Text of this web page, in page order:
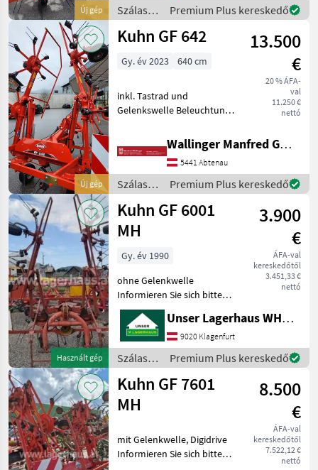
Új gép
Bereifung 16x6.50-8 -z
Szálastakarmány
betakarítók
/ Kuhn
Premium Plus kereskedő
Új gép
Kuhn GF 642
13.500
€
20 % ÁFA-
val
11.250 €
nettó
Gy. év 2023 640 cm
inkl. Tastrad und
Gelenkswelle Beleuchtung
Schwingungsdämpfer
Magasra állítás: hidraulikus
magasságállítás,
Függesztett rendkezelő,
Világít
Wallinger Manfred GmbH.
5441 Abtenau
Szálastakarmány
betakarítók
/ Kuhn
Premium Plus kereskedő
Használt gép
Kuhn GF 6001
MH
3.900
€
ÁFA-val
kereskedőtől
3.451,33 €
nettó
Gy. év 1990
ohne Gelenkwelle
Informieren Sie sich bitte
vor Fahrt-Antritt
telefonisch, ob die von
Ihnen angefragte Maschine
aktuell bei uns am Lager
steht. Wir inserieren auch
Unser Lagerhaus WHG, Kärnten, Klagenfurt
9020 Klagenfurt
Szálastakarmány
betakarítók
/ Kuhn
Premium Plus kereskedő
Kuhn GF 7601
MH
8.500
€
ÁFA-val
kereskedőtől
7.522,12 €
nettó
mit Gelenkwelle, Digidrive
Informieren Sie sich bitte